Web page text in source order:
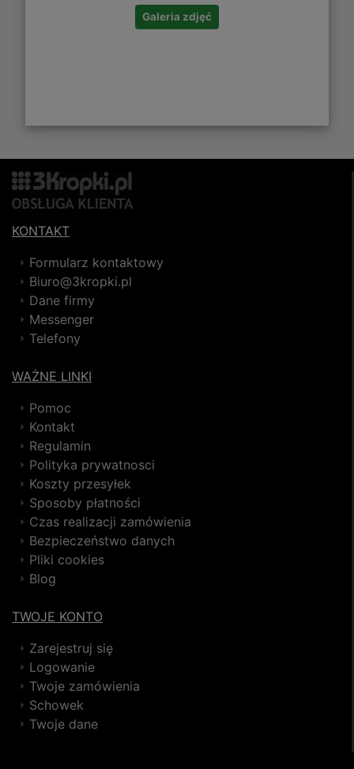
Galeria zdjęć
KONTAKT
Formularz kontaktowy
Biuro@3kropki.pl
Dane firmy
Messenger
Telefony
WAŻNE LINKI
Pomoc
Kontakt
Regulamin
Polityka prywatnosci
Koszty przesyłek
Sposoby płatności
Czas realizacji zamówienia
Bezpieczeństwo danych
Pliki cookies
Blog
TWOJE KONTO
Zarejestruj się
Logowanie
Twoje zamówienia
Schowek
Twoje dane